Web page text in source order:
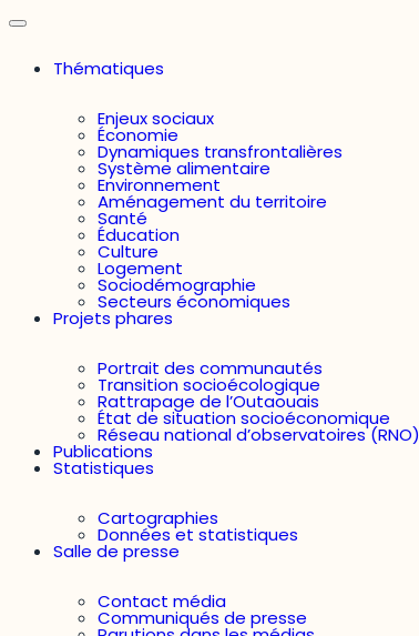
Thématiques
Enjeux sociaux
Économie
Dynamiques transfrontalières
Système alimentaire
Environnement
Aménagement du territoire
Santé
Éducation
Culture
Logement
Sociodémographie
Secteurs économiques
Projets phares
Portrait des communautés
Transition socioécologique
Rattrapage de l’Outaouais
État de situation socioéconomique
Réseau national d’observatoires (RNO)
Publications
Statistiques
Cartographies
Données et statistiques
Salle de presse
Contact média
Communiqués de presse